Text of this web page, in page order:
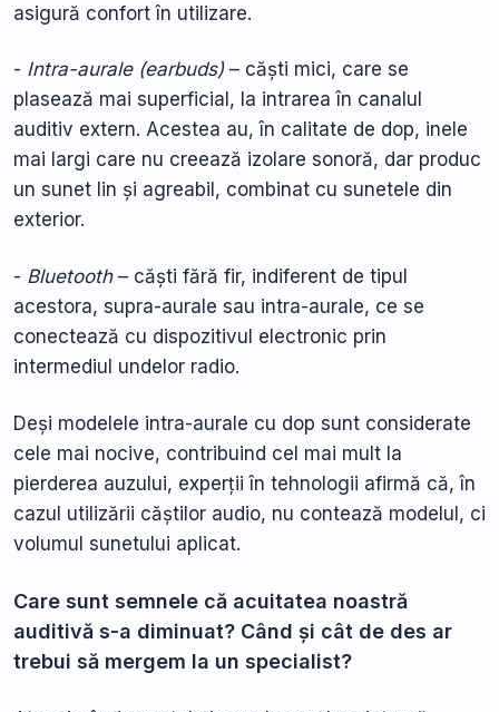
asigură confort în utilizare.
- Intra-aurale (earbuds) – căști mici, care se
plasează mai superficial, la intrarea în canalul
auditiv extern. Acestea au, în calitate de dop, inele
mai largi care nu creează izolare sonoră, dar produc
un sunet lin și agreabil, combinat cu sunetele din
exterior.
- Bluetooth – căști fără fir, indiferent de tipul
acestora, supra-aurale sau intra-aurale, ce se
conectează cu dispozitivul electronic prin
intermediul undelor radio.
Deși modelele intra-aurale cu dop sunt considerate
cele mai nocive, contribuind cel mai mult la
pierderea auzului, experții în tehnologii afirmă că, în
cazul utilizării căștilor audio, nu contează modelul, ci
volumul sunetului aplicat.
Care sunt semnele că acuitatea noastră
auditivă s-a diminuat? Când și cât de des ar
trebui să mergem la un specialist?